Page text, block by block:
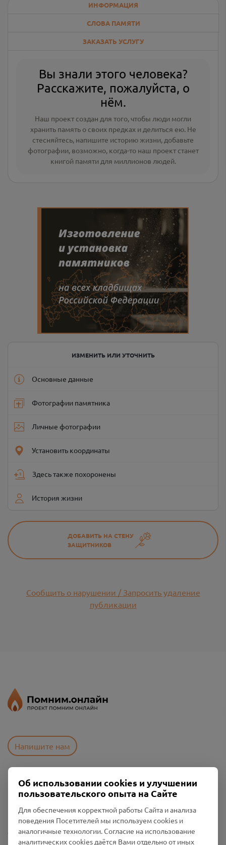
ИНФОРМАЦИЯ
СЛОВА ПАМЯТИ
ЗАКАЗАТЬ УСЛУГУ
Вы знали этого человека?
Расскажите, пожалуйста, о
нём.
Наш проект создан для того, чтобы люди могли
хранить память о своих предках и делиться ею. Не
стесняйтесь, напишите историю жизни, добавьте
фотографии, возможно, когда-то наш проект станет
книгой памяти для миллионов людей.
ИЗМЕНИТЬ ИЛИ УТОЧНИТЬ
Основные данные
Фотографии памятника
Личные фотографии
Установить координаты
Здесь также похоронены
История жизни
ДОБАВИТЬ НА СТЕНУ
ЗАЩИТНИКОВ
Сообщить о нарушении / Запросить удаление
публикации
Напишите нам
Пользовательское соглашение
Политика конфиденциальности
Промо-материалы
Настройки cookies
Об использовании cookies и улучшении
пользовательского опыта на Сайте
Для обеспечения корректной работы Сайта и анализа
поведения Посетителей мы используем cookies и
аналогичные технологии. Согласие на использование
аналитических cookies даётся Вами отдельно от иных